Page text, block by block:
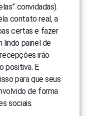
convidadas).
contato real, a
certas e fazer
painel de
irão
positiva. E
para que seus
de forma
sociais.